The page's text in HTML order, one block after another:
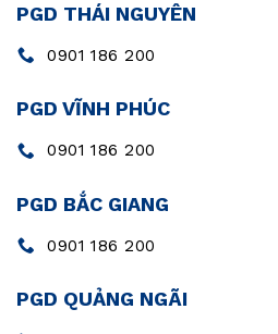
PGD THÁI NGUYÊN
0901 186 200
PGD VĨNH PHÚC
0901 186 200
PGD BẮC GIANG
0901 186 200
PGD QUẢNG NGÃI